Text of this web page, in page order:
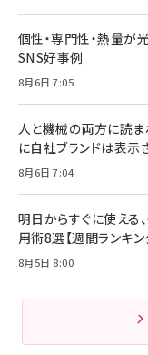
個性・専門性・熱量が
SNS好事例
8月6日 7:05
人と機械の両方に読ま
に自社ブランドは表示
8月6日 7:04
明日からすぐに使え
用術8選【週間ランキン
8月5日 8:00